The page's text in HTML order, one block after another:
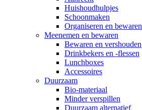
Huishoudhulpjes
Schoonmaken
Organiseren en bewaren
Meenemen en bewaren
Bewaren en vershouden
Drinkbekers en -flessen
Lunchboxes
Accessoires
Duurzaam
Bio-materiaal
Minder verspillen
Duurzaam alternatief